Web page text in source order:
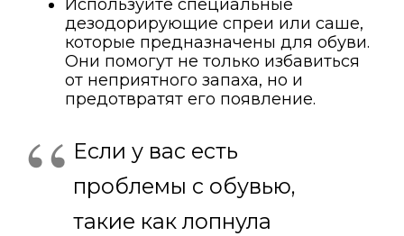
Используйте специальные
дезодорирующие спреи или саше,
которые предназначены для обуви.
Они помогут не только избавиться
от неприятного запаха, но и
предотвратят его появление.
Если у вас есть
проблемы с обувью,
такие как лопнула